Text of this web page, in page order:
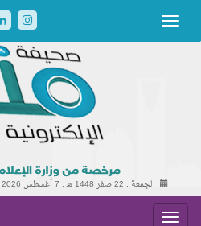
الجمعة , 22 صفر 1448 هـ , 7 أغسطس 2026 م |